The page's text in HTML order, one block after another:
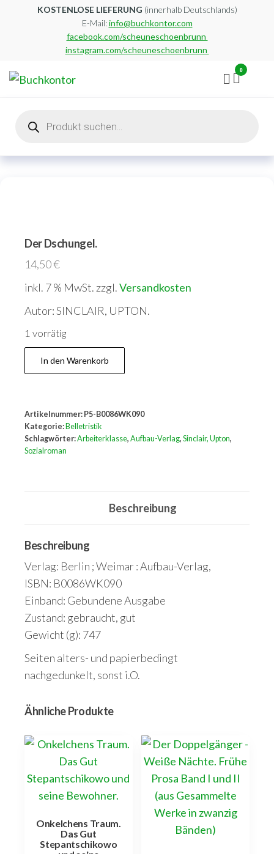
KOSTENLOSE LIEFERUNG (innerhalb Deutschlands)
E-Mail:info@buchkontor.com
facebook.com/scheuneschoenbrunn
instagram.com/scheuneschoenbrunn
0
search
Der Dschungel.
14,50€
inkl. 7 % MwSt.zzgl.Versandkosten
Autor: SINCLAIR, UPTON.
1 vorrätig
Der
Dschungel.
In den Warenkorb
Artikelnummer: P5-B0086WK090
Kategorie: Belletristik
Schlagwörter:Arbeiterklasse, Aufbau-Verlag, Sinclair, Upton,
Sozialroman
Beschreibung
Beschreibung
Verlag: Berlin ; Weimar : Aufbau-Verlag,
ISBN: B0086WK090
Einband: Gebundene Ausgabe
Zustand: gebraucht, gut
Gewicht (g): 747
Seiten alters- und papierbedingt
nachgedunkelt, sonst i.O.
Ähnliche Produkte
Onkelchens Traum.
Das Gut
Stepantschikowo